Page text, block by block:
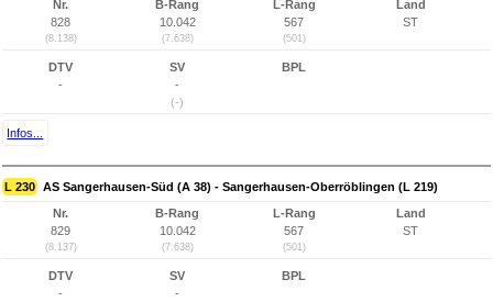
Nr.
828
(8.138)
B-Rang
10.042
(7.638)
L-Rang
567
(501)
Land
ST
DTV
-
SV
-
(-)
BPL
Infos...
L 230 AS Sangerhausen-Süd (A 38) - Sangerhausen-Oberröblingen (L 219)
Nr.
829
(8.137)
B-Rang
10.042
(7.638)
L-Rang
567
(501)
Land
ST
DTV
-
SV
-
BPL